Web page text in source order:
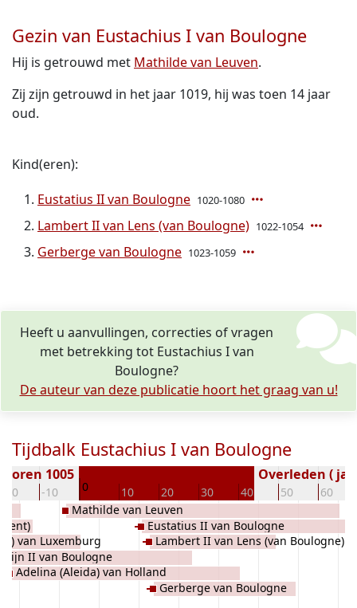
Gezin van Eustachius I van Boulogne
Hij is getrouwd met Mathilde van Leuven.
Zij zijn getrouwd in het jaar 1019, hij was toen 14 jaar
oud.
Kind(eren):
Eustatius II van Boulogne 1020-1080
Lambert II van Lens (van Boulogne) 1022-1054
Gerberge van Boulogne 1023-1059
Heeft u aanvullingen, correcties of vragen
met betrekking tot Eustachius I van
Boulogne?
De auteur van deze publicatie hoort het graag van u!
Tijdbalk Eustachius I van Boulogne
-20 -10 0 10 20 30 40 50 60
1005 Overleden (
van Luxemburg
II van Boulogne
Adelina (Aleida) van Holland
Mathilde van Leuven
Eustatius II van Boulogne
Lambert II van Lens (van Boulogne)
Gerberge van Boulogne